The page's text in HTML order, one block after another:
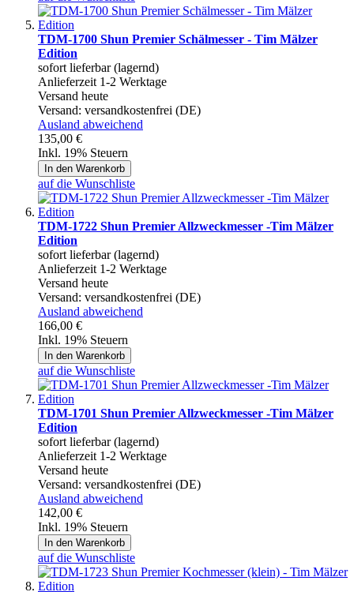
TDM-1700 Shun Premier Schälmesser - Tim Mälzer
Edition
sofort lieferbar (lagernd)
Anlieferzeit 1-2 Werktage
Versand heute
Versand: versandkostenfrei (DE)
Ausland abweichend
135,00 €
Inkl. 19% Steuern
In den Warenkorb
auf die Wunschliste
TDM-1722 Shun Premier Allzweckmesser -Tim Mälzer
Edition
sofort lieferbar (lagernd)
Anlieferzeit 1-2 Werktage
Versand heute
Versand: versandkostenfrei (DE)
Ausland abweichend
166,00 €
Inkl. 19% Steuern
In den Warenkorb
auf die Wunschliste
TDM-1701 Shun Premier Allzweckmesser -Tim Mälzer
Edition
sofort lieferbar (lagernd)
Anlieferzeit 1-2 Werktage
Versand heute
Versand: versandkostenfrei (DE)
Ausland abweichend
142,00 €
Inkl. 19% Steuern
In den Warenkorb
auf die Wunschliste